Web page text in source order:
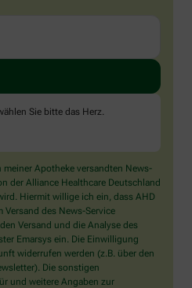
Sie bitte das Herz
meiner Apotheke versandten News-
der Alliance Healthcare Deutschland
Hiermit willige ich ein, dass AHD
Versand des News-Service
Versand und die Analyse des
Emarsys ein. Die Einwilligung
widerrufen werden (z.B. über den
Die sonstigen
und weitere Angaben zur